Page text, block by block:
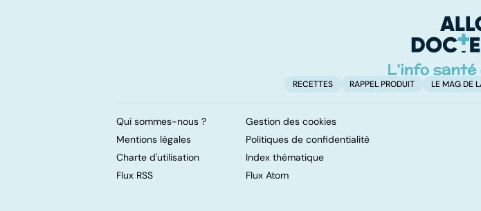
RECETTES RAPPEL PRODUIT LE MAG DE
Qui sommes-nous ?
Gestion des cookies
Mentions légales
Politiques de confidentialité
Charte d'utilisation
Index thématique
Flux RSS
Flux Atom